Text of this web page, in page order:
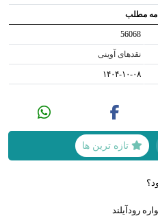
مطلب
56068
نقدهای آوینی
۱۴۰۴-۱۰-۰۸
تازه ترین ها
رودآیلند